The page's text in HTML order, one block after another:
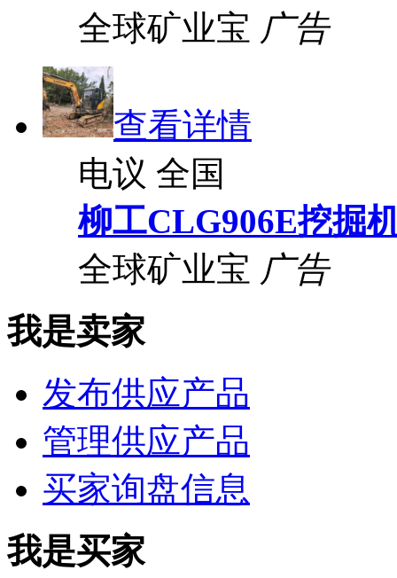
全球矿业宝 广告
查看详情
电议 全国
柳工CLG906E挖掘
全球矿业宝 广告
我是卖家
发布供应产品
管理供应产品
买家询盘信息
我是买家